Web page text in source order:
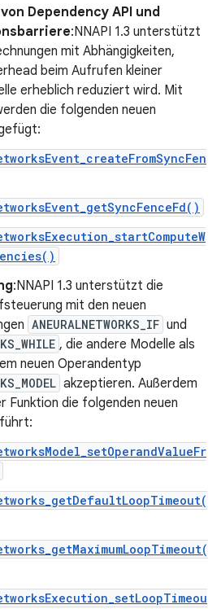
Dependency API und
:NNAPI 1.3 unterstützt
mit Abhängigkeiten,
beim Aufrufen kleiner
erheblich reduziert wird. Mit
die folgenden neuen
:NNAPI 1.3 unterstützt die
mit den neuen
ANEURALNETWORKS_IF und
, die andere Modelle als
neuen Operandentyp
akzeptieren. Außerdem
Funktion die folgenden neuen